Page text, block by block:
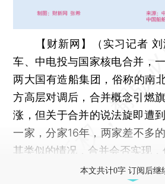
【财新网】（实习记者 刘
车、中电投与国家核电合并，
两大国有造船集团，俗称的南
方高层对调后，合并概念引燃
涨，但关于合并的说法旋即遭
一家，分家16年，两家差不多
其类似的情况，合并会否实现，
本文共计0字 订阅后继